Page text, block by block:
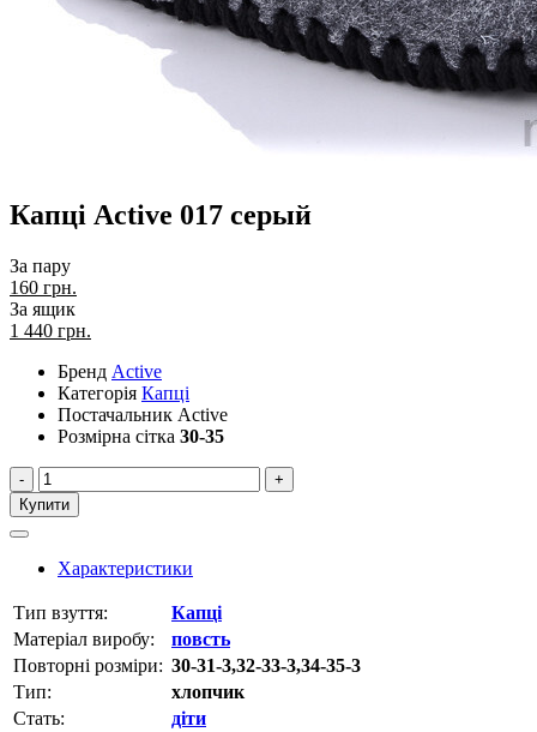
Капці Active 017 серый
За пару
160 грн.
За ящик
1 440 грн.
Бренд Active
Категорія Капці
Постачальник Active
Розмірна сітка 30-35
-
+
Купити
Характеристики
Тип взуття:
Капці
Матеріал виробу:
повсть
Повторні розміри: 30-31-3,32-33-3,34-35-3
Тип:
хлопчик
Стать:
діти